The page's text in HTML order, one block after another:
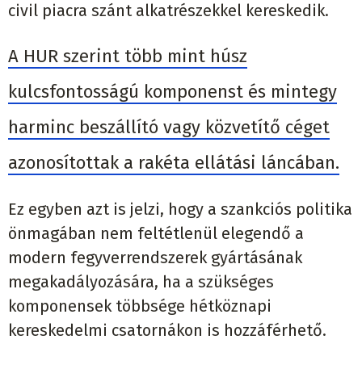
civil piacra szánt alkatrészekkel kereskedik.
A HUR szerint több mint húsz
kulcsfontosságú komponenst és mintegy
harminc beszállító vagy közvetítő céget
azonosítottak a rakéta ellátási láncában.
Ez egyben azt is jelzi, hogy a szankciós politika
önmagában nem feltétlenül elegendő a
modern fegyverrendszerek gyártásának
megakadályozására, ha a szükséges
komponensek többsége hétköznapi
kereskedelmi csatornákon is hozzáférhető.